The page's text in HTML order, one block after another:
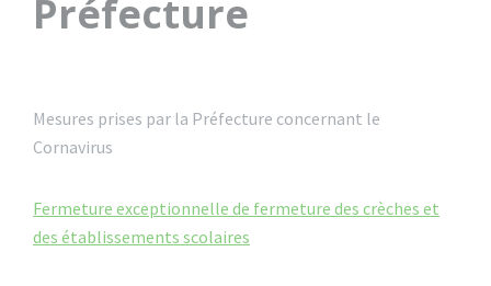
Préfecture
Mesures prises par la Préfecture concernant le
Cornavirus
Fermeture exceptionnelle de fermeture des crèches et
des établissements scolaires